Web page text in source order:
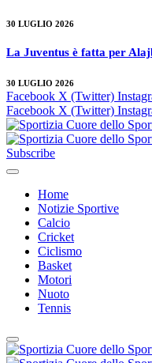
30 LUGLIO 2026
La Juventus è fatta per
30 LUGLIO 2026
Facebook X (Twitter)
Facebook X (Twitter)
Subscribe
Home
Notizie Sportive
Calcio
Cricket
Ciclismo
Basket
Motori
Nuoto
Tennis